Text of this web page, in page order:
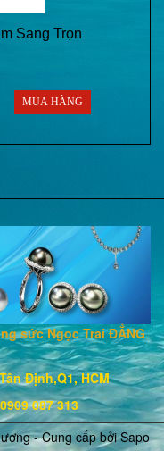
Sang Trọn
MUA HÀNG
sức Ngọc Trai ĐẲNG
Định,Q1, HCM
087 313
- Cung cấp bởiSapo